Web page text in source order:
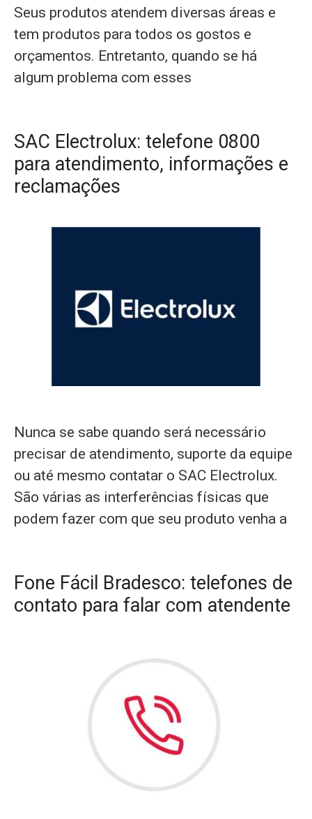
Seus produtos atendem diversas áreas e
tem produtos para todos os gostos e
orçamentos. Entretanto, quando se há
algum problema com esses
SAC Electrolux: telefone 0800
para atendimento, informações e
reclamações
Nunca se sabe quando será necessário
precisar de atendimento, suporte da equipe
ou até mesmo contatar o SAC Electrolux.
São várias as interferências físicas que
podem fazer com que seu produto venha a
Fone Fácil Bradesco: telefones de
contato para falar com atendente